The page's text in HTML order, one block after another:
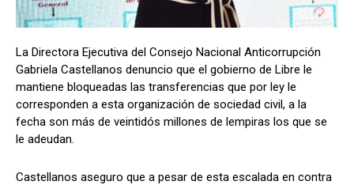
Comparta
Comparta
La Directora Ejecutiva del Consejo Nacional Anticorrupción
Gabriela Castellanos denuncio que el gobierno de Libre le
mantiene bloqueadas las transferencias que por ley le
corresponden a esta organización de sociedad civil, a la
fecha son más de veintidós millones de lempiras los que se
le adeudan.
Castellanos aseguro que a pesar de esta escalada en contra